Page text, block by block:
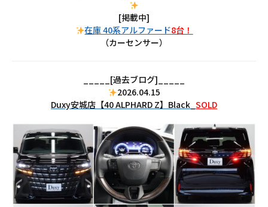
[掲載中]
在庫 40系アルファード8台！
（カーセンサー）
_____[過去ブログ]_____
2026.04.15
Duxy安城店【40 ALPHARD Z】Black_ SOLD